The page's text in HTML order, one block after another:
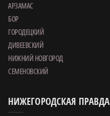
АРЗАМАС
БОР
ГОРОДЕЦКИЙ
ДИВЕЕВСКИЙ
НИЖНИЙ НОВГОРОД
СЕМЕНОВСКИЙ
НИЖЕГОРОДСКАЯ ПРАВДА